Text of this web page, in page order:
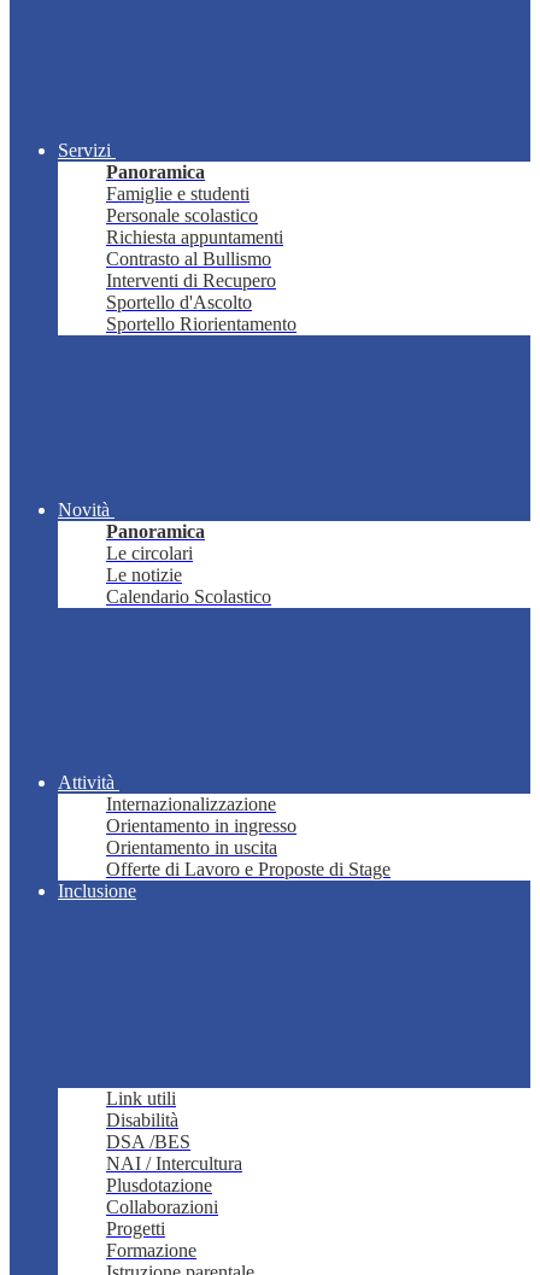
Servizi
Panoramica
Famiglie e studenti
Personale scolastico
Richiesta appuntamenti
Contrasto al Bullismo
Interventi di Recupero
Sportello d'Ascolto
Sportello Riorientamento
Novità
Panoramica
Le circolari
Le notizie
Calendario Scolastico
Attività
Internazionalizzazione
Orientamento in ingresso
Orientamento in uscita
Offerte di Lavoro e Proposte di Stage
Inclusione
Link utili
Disabilità
DSA /BES
NAI / Intercultura
Plusdotazione
Collaborazioni
Progetti
Formazione